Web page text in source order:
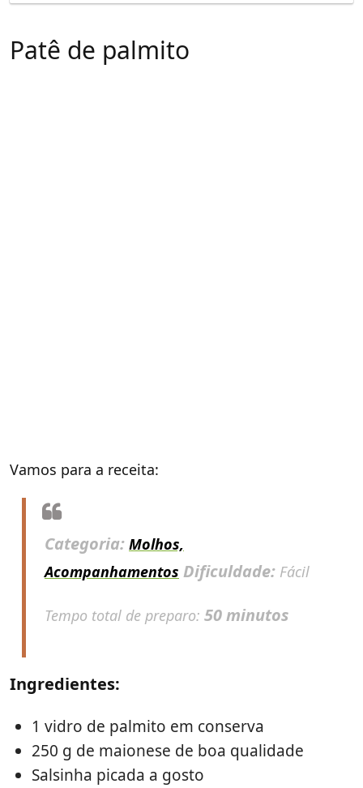
Patê de palmito
Vamos para a receita:
Categoria: Molhos,
Acompanhamentos Dificuldade: Fácil
Tempo total de preparo: 50 minutos
Ingredientes:
1 vidro de palmito em conserva
250 g de maionese de boa qualidade
Salsinha picada a gosto